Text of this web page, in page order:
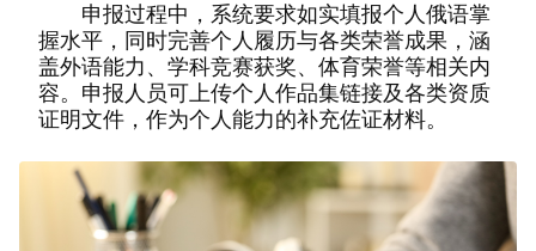
申报过程中，系统要求如实填报个人俄语掌
握水平，同时完善个人履历与各类荣誉成果，涵
盖外语能力、学科竞赛获奖、体育荣誉等相关内
容。申报人员可上传个人作品集链接及各类资质
证明文件，作为个人能力的补充佐证材料。